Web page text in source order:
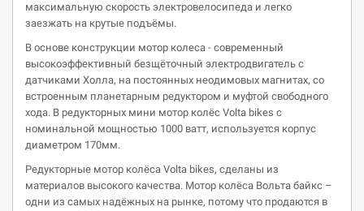
максимальную скорость электровелосипеда и легко
заезжать на крутые подъёмы.
В основе конструкции мотор колеса - современный
высокоэффективный безщёточный электродвигатель с
датчиками Холла, на постоянных неодимовых магнитах, со
встроенным планетарным редуктором и муфтой свободного
хода. В редукторных мини мотор колёс Volta bikes с
номинальной мощностью 1000 ватт, используется корпус
диаметром 170мм.
Редукторные мотор колёса Volta bikes, сделаны из
материалов высокого качества. Мотор колёса Вольта байкс –
одни из самых надёжных на рынке, потому что продаются в